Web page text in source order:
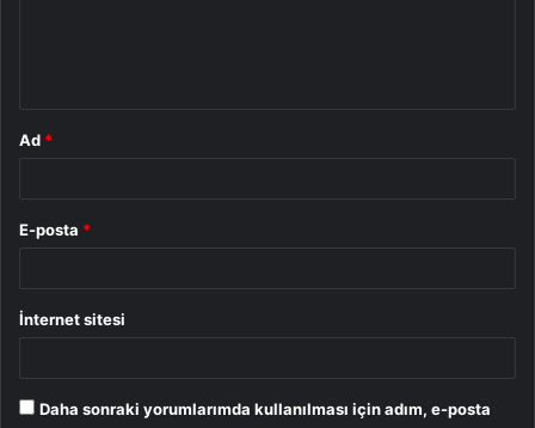
Ad *
E-posta *
İnternet sitesi
Daha sonraki yorumlarımda kullanılması için adım, e-posta